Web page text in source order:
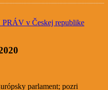
v Českej republike
parlament; pozri